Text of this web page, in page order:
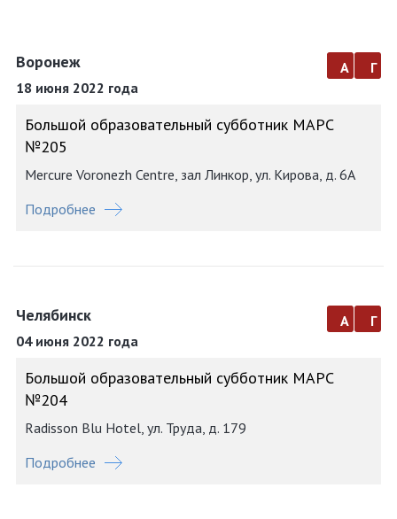
Воронеж
18 июня 2022 года
а г
Большой образовательный субботник МАРС
№205
Mercure Voronezh Centre, зал Линкор, ул. Кирова, д. 6А
Подробнее
Челябинск
04 июня 2022 года
а г
Большой образовательный субботник МАРС
№204
Radisson Blu Hotel, ул. Труда, д. 179
Подробнее